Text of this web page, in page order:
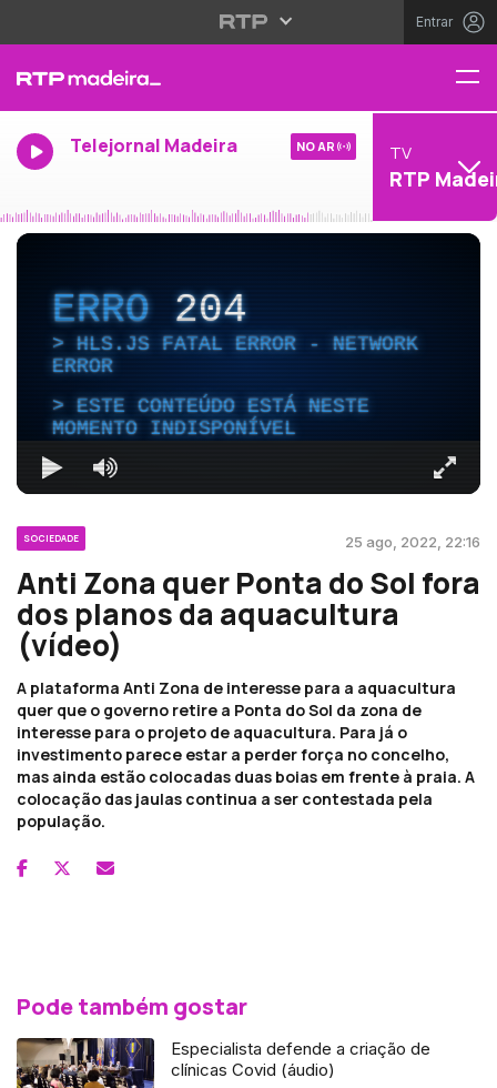
Entrar
Telejornal Madeira NO AR TV
RTP
ERRO204
HLS.JS FATAL ERROR - NETWORK
ERROR
ESTE CONTEÚDO ESTÁ NESTE
MOMENTO INDISPONÍVEL
SOCIEDADE 25 ago, 2022, 22:16
Anti Zona quer Ponta do Sol fora
dos planos da aquacultura
(vídeo)
A plataforma Anti Zona de interesse para a aquacultura
quer que o governo retire a Ponta do Sol da zona de
interesse para o projeto de aquacultura. Para já o
investimento parece estar a perder força no concelho,
mas ainda estão colocadas duas boias em frente à praia. A
colocação das jaulas continua a ser contestada pela
população.
Pode também gostar
Especialista defende a criação de
clínicas Covid (áudio)